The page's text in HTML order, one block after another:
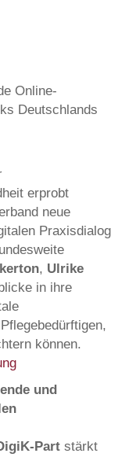
Online-
Deutschlands
erprobt
neue
Praxisdialog
, Ulrike
in ihre
können.
und
Part stärkt